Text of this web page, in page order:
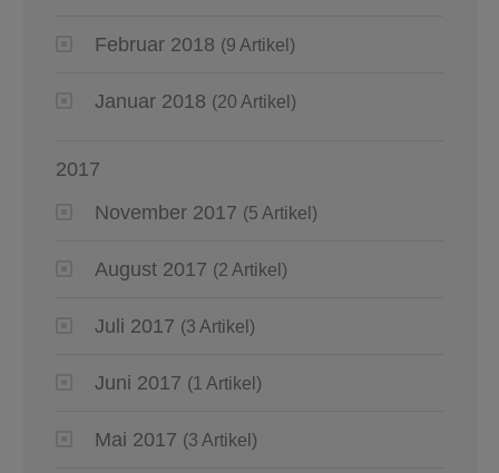
Februar 2018 (9 Artikel)
Januar 2018 (20 Artikel)
2017
November 2017 (5 Artikel)
August 2017 (2 Artikel)
Juli 2017 (3 Artikel)
Juni 2017 (1 Artikel)
Mai 2017 (3 Artikel)